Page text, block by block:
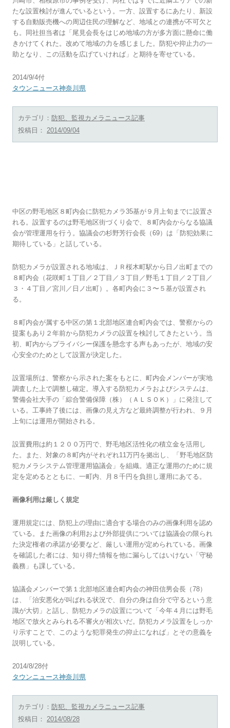
たな設置検討が進んでいるという。一方、設置するにあたり、新設
する自動販売機への周辺住民の理解など、地域との連携が不可欠と
も。同社担当者は「尾見会長をはじめ地域の方が多方面に懸命に働
きかけてくれた。改めて地域の力を感じました。防犯や抑止力の一
助となり、この活動を広げていければ」と期待を寄せている。
2014/9/4付
タウンニュース神奈川県
カテゴリ： 防犯、監視カメラニュース記事
投稿日： 2014/09/04
中区の野毛地区８町内会に防犯カメラ35基が９月上旬までに設置さ
れる。設置するのは野毛地区街づくり会で、８町内会からなる協議
会が管理運用を行う。協議会の杉野芳行会長（69）は「防犯効果に
期待している」と話している。
防犯カメラが設置される地域は、ＪＲ桜木町駅から日ノ出町までの
８町内会（花咲町１丁目／２丁目／３丁目／野毛１丁目／２丁目／
３・４丁目／宮川／日ノ出町）。各町内会に３〜５基が設置され
る。
８町内会が属する中区の第１北部地区連合町内会では、警察からの
提案もあり２年前から防犯カメラの設置を検討してきたという。当
初、町内からプライバシー保護を懸念する声もあったが、地域の安
心安全のためとして設置が決定した。
設置場所は、警察から示された案をもとに、町内会メンバーが実地
調査した上で調整し確定。導入する防犯カメラおよびシステムは、
警備会社大手の「綜合警備保障（株）（ＡＬＳＯＫ）」に発注して
いる。工事終了後には、画像の見え方など最終調整が行われ、９月
上旬には運用が開始される。
設置費用は約１２００万円で、野毛地区活性化の積立金を活用し
た。また、対象の８町内がそれぞれ11万円を拠出し、「野毛地区防
犯カメラシステム管理運用協議会」を組織。適正な運用のために規
定を定めるとともに、一町内、月８千円を負担し運用にあてる。
画像利用は厳しく規定
運用規定には、防犯上の理由に適合する場合のみの画像利用を認め
ている。また画像の利用および外部提供については協議会の限られ
た決定権者の承諾が必要など、厳しい運用が定められている。画像
を確認した者には、知り得た情報を他に漏らしてはいけない「守秘
義務」も課している。
協議会メンバーで第１北部地区連合町内会の神田信男会長（78）
は、「治安悪化が叫ばれる状況で、自分の身は自分で守るという意
識が大切」と話し、防犯カメラの設置について「今年４月には野毛
地区で放火とみられる不審火が相次いだ。防犯カメラ設置をしっか
り示すことで、このような犯罪発生の抑止になれば」とその意義を
説明している。
2014/8/28付
タウンニュース神奈川県
カテゴリ： 防犯、監視カメラニュース記事
投稿日： 2014/08/28